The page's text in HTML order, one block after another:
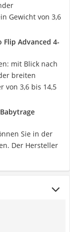
Gewicht von 3,6
Advanced 4-
mit Blick nach
breiten
von 3,6 bis 14,5
Sie in der
Der Hersteller